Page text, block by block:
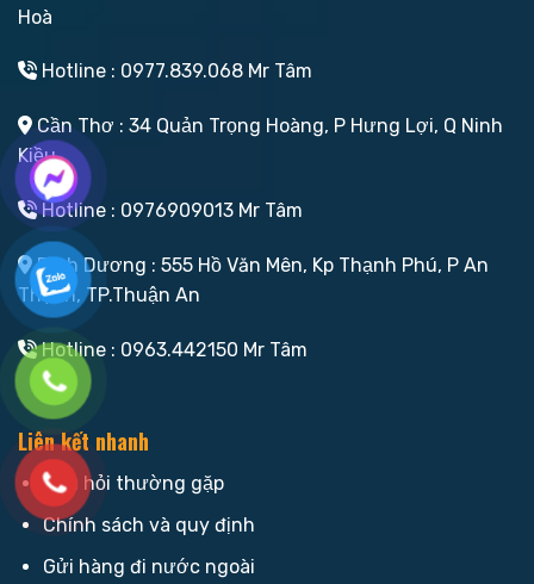
Hoà
Hotline : 0977.839.068 Mr Tâm
Cần Thơ : 34 Quản Trọng Hoàng, P Hưng Lợi, Q Ninh
Kiều
Hotline : 0976909013 Mr Tâm
Bình Dương : 555 Hồ Văn Mên, Kp Thạnh Phú, P An
Thạnh, TP.Thuận An
Hotline : 0963.442150 Mr Tâm
Liên kết nhanh
Câu hỏi thường gặp
Chính sách và quy định
Gửi hàng đi nước ngoài